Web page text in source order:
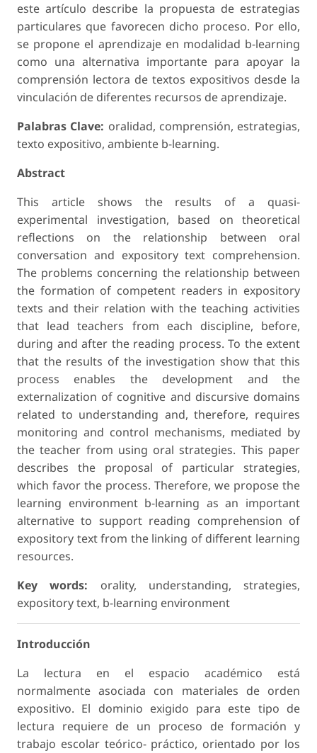
este artículo describe la propuesta de estrategias
particulares que favorecen dicho proceso. Por ello,
se propone el aprendizaje en modalidad b-learning
como una alternativa importante para apoyar la
comprensión lectora de textos expositivos desde la
vinculación de diferentes recursos de aprendizaje.
Palabras Clave: oralidad, comprensión, estrategias,
texto expositivo, ambiente b-learning.
Abstract
This article shows the results of a quasi-
experimental investigation, based on theoretical
reflections on the relationship between oral
conversation and expository text comprehension.
The problems concerning the relationship between
the formation of competent readers in expository
texts and their relation with the teaching activities
that lead teachers from each discipline, before,
during and after the reading process. To the extent
that the results of the investigation show that this
process enables the development and the
externalization of cognitive and discursive domains
related to understanding and, therefore, requires
monitoring and control mechanisms, mediated by
the teacher from using oral strategies. This paper
describes the proposal of particular strategies,
which favor the process. Therefore, we propose the
learning environment b-learning as an important
alternative to support reading comprehension of
expository text from the linking of different learning
resources.
Key words: orality, understanding, strategies,
expository text, b-learning environment
Introducción
La lectura en el espacio académico está
normalmente asociada con materiales de orden
expositivo. El dominio exigido para este tipo de
lectura requiere de un proceso de formación y
trabajo escolar teórico- práctico, orientado por los